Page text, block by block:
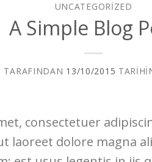
UNCATEGORIZED
A Simple Blog
TARAFINDAN 13/10/2015
consectetuer
laoreet dolore magna